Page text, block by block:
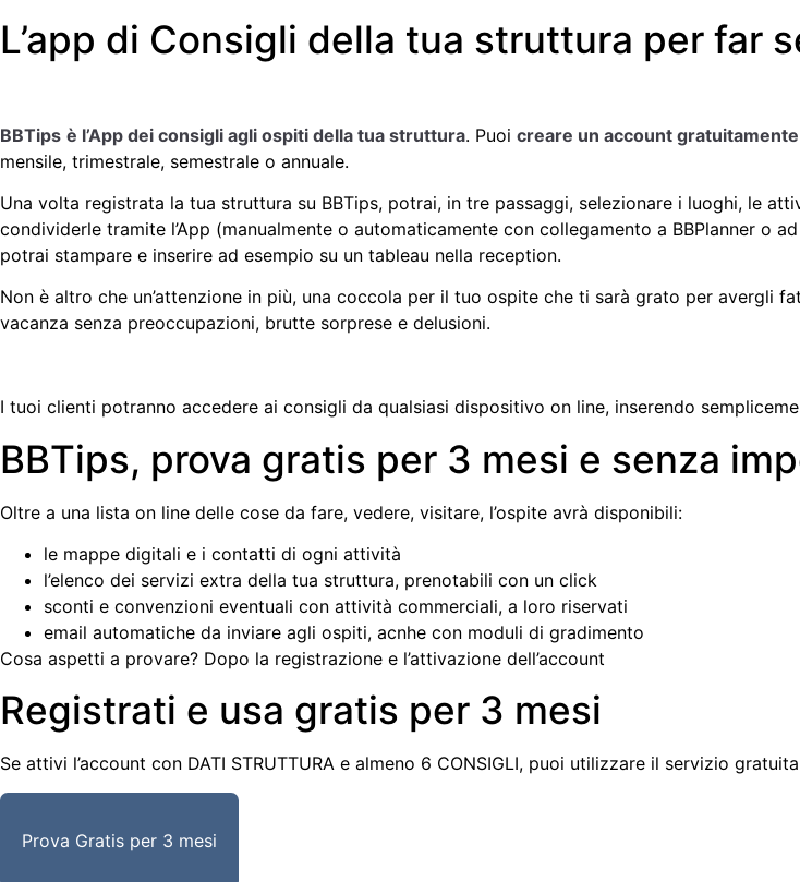
L’app di Consigli della tua struttura per far
BBTips è l’App dei consigli agli ospiti della tua struttura. Puoi creare un account
mensile, trimestrale, semestrale o annuale.
Una volta registrata la tua struttura su BBTips, potrai, in tre passaggi, selezionare i luoghi, le
condividerle tramite l’App (manualmente o automaticamente con collegamento a BBPlanner o
potrai stampare e inserire ad esempio su un tableau nella reception.
Non è altro che un’attenzione in più, una coccola per il tuo ospite che ti sarà grato per avergli
vacanza senza preoccupazioni, brutte sorprese e delusioni.
I tuoi clienti potranno accedere ai consigli da qualsiasi dispositivo on line, inserendo
BBTips, prova gratis per 3 mesi e senza
Oltre a una lista on line delle cose da fare, vedere, visitare, l’ospite avrà disponibili:
le mappe digitali e i contatti di ogni attività
l’elenco dei servizi extra della tua struttura, prenotabili con un click
sconti e convenzioni eventuali con attività commerciali, a loro riservati
email automatiche da inviare agli ospiti, acnhe con moduli di gradimento
Cosa aspetti a provare? Dopo la registrazione e l’attivazione dell’account
Registrati e usa gratis per 3 mesi
Se attivi l’account con DATI STRUTTURA e almeno 6 CONSIGLI, puoi utilizzare il servizio
Prova Gratis per 3 mesi